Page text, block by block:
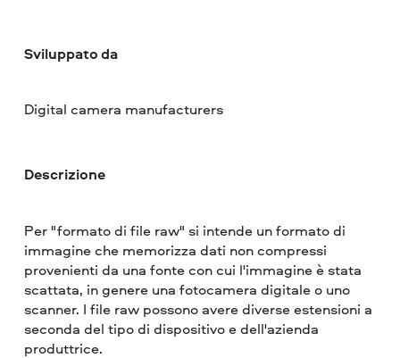
Sviluppato da
Digital camera manufacturers
Descrizione
Per "formato di file raw" si intende un formato di
immagine che memorizza dati non compressi
provenienti da una fonte con cui l'immagine è stata
scattata, in genere una fotocamera digitale o uno
scanner. I file raw possono avere diverse estensioni a
seconda del tipo di dispositivo e dell'azienda
produttrice.